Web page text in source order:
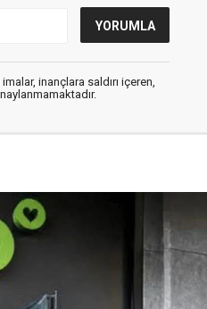
inançlara saldırı içeren,